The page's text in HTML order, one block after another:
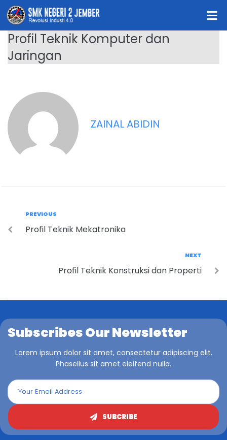
Profil Teknik Komputer dan
Jaringan
ZAINAL ABIDIN
PREVIOUS
Profil Teknik Mekatronika
NEXT
Profil Teknik Konstruksi dan Properti
Subscribes Our Newsletter
Lorem ipsum dolor sit amet, consectetur adipiscing elit.
Phasellus sit amet eleifend nulla.
SUBCRIBE